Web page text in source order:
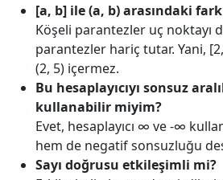
[a, b] ile (a, b) arasındaki
Köşeli parantezler uç noktayı
parantezler hariç tutar. Yani,
(2, 5) içermez.
Bu hesaplayıcıyı sonsuz
kullanabilir miyim?
Evet, hesaplayıcı ∞ ve -∞
hem de negatif sonsuzluğu
Sayı doğrusu etkileşimli mi?